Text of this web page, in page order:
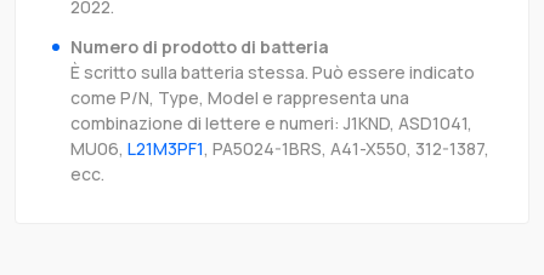
2022.
Numero di prodotto di batteria
È scritto sulla batteria stessa. Può essere indicato
come P/N, Type, Model e rappresenta una
combinazione di lettere e numeri: J1KND, ASD1041,
MU06, L21M3PF1, PA5024-1BRS, A41-X550, 312-1387,
ecc.